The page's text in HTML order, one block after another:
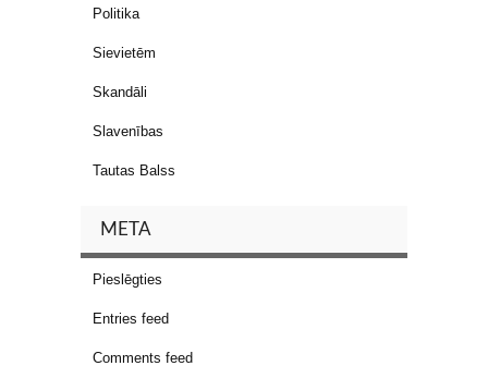
Politika
Sievietēm
Skandāli
Slavenības
Tautas Balss
META
Pieslēgties
Entries feed
Comments feed